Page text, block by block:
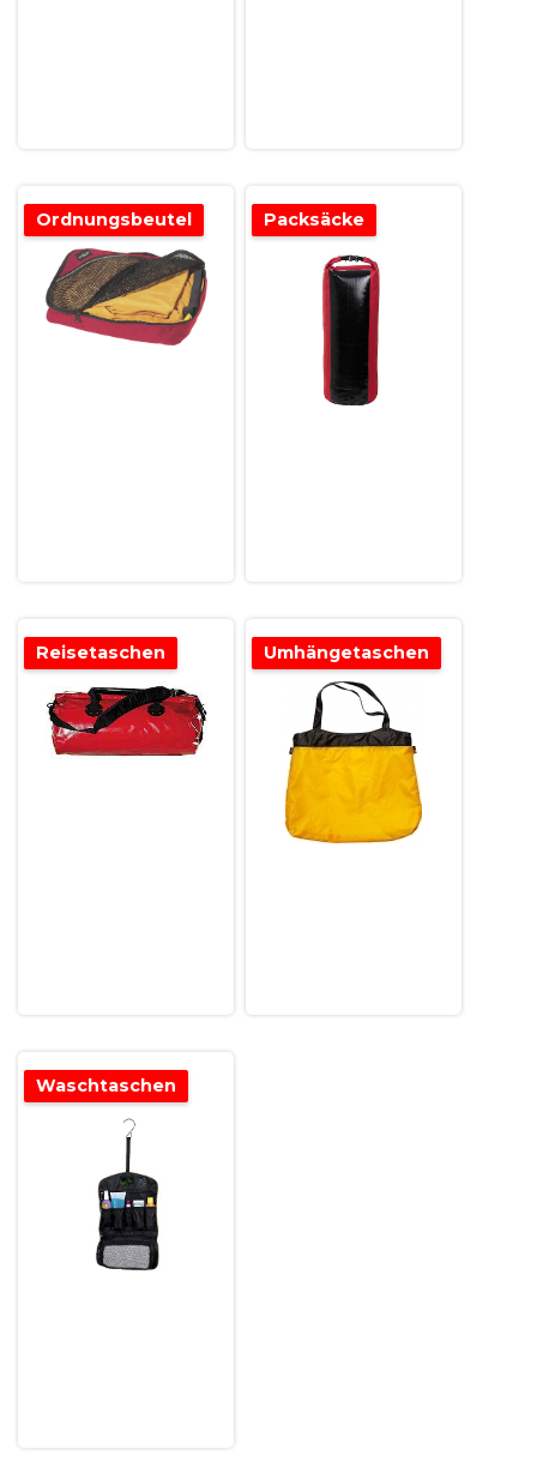
Ordnungsbeutel Packsäcke
Reisetaschen Umhängetaschen
Waschtaschen